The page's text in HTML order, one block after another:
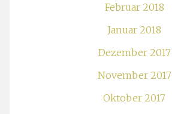
Februar 2018
Januar 2018
Dezember 2017
November 2017
Oktober 2017